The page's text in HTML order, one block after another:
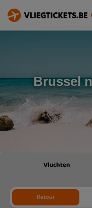
Brussel